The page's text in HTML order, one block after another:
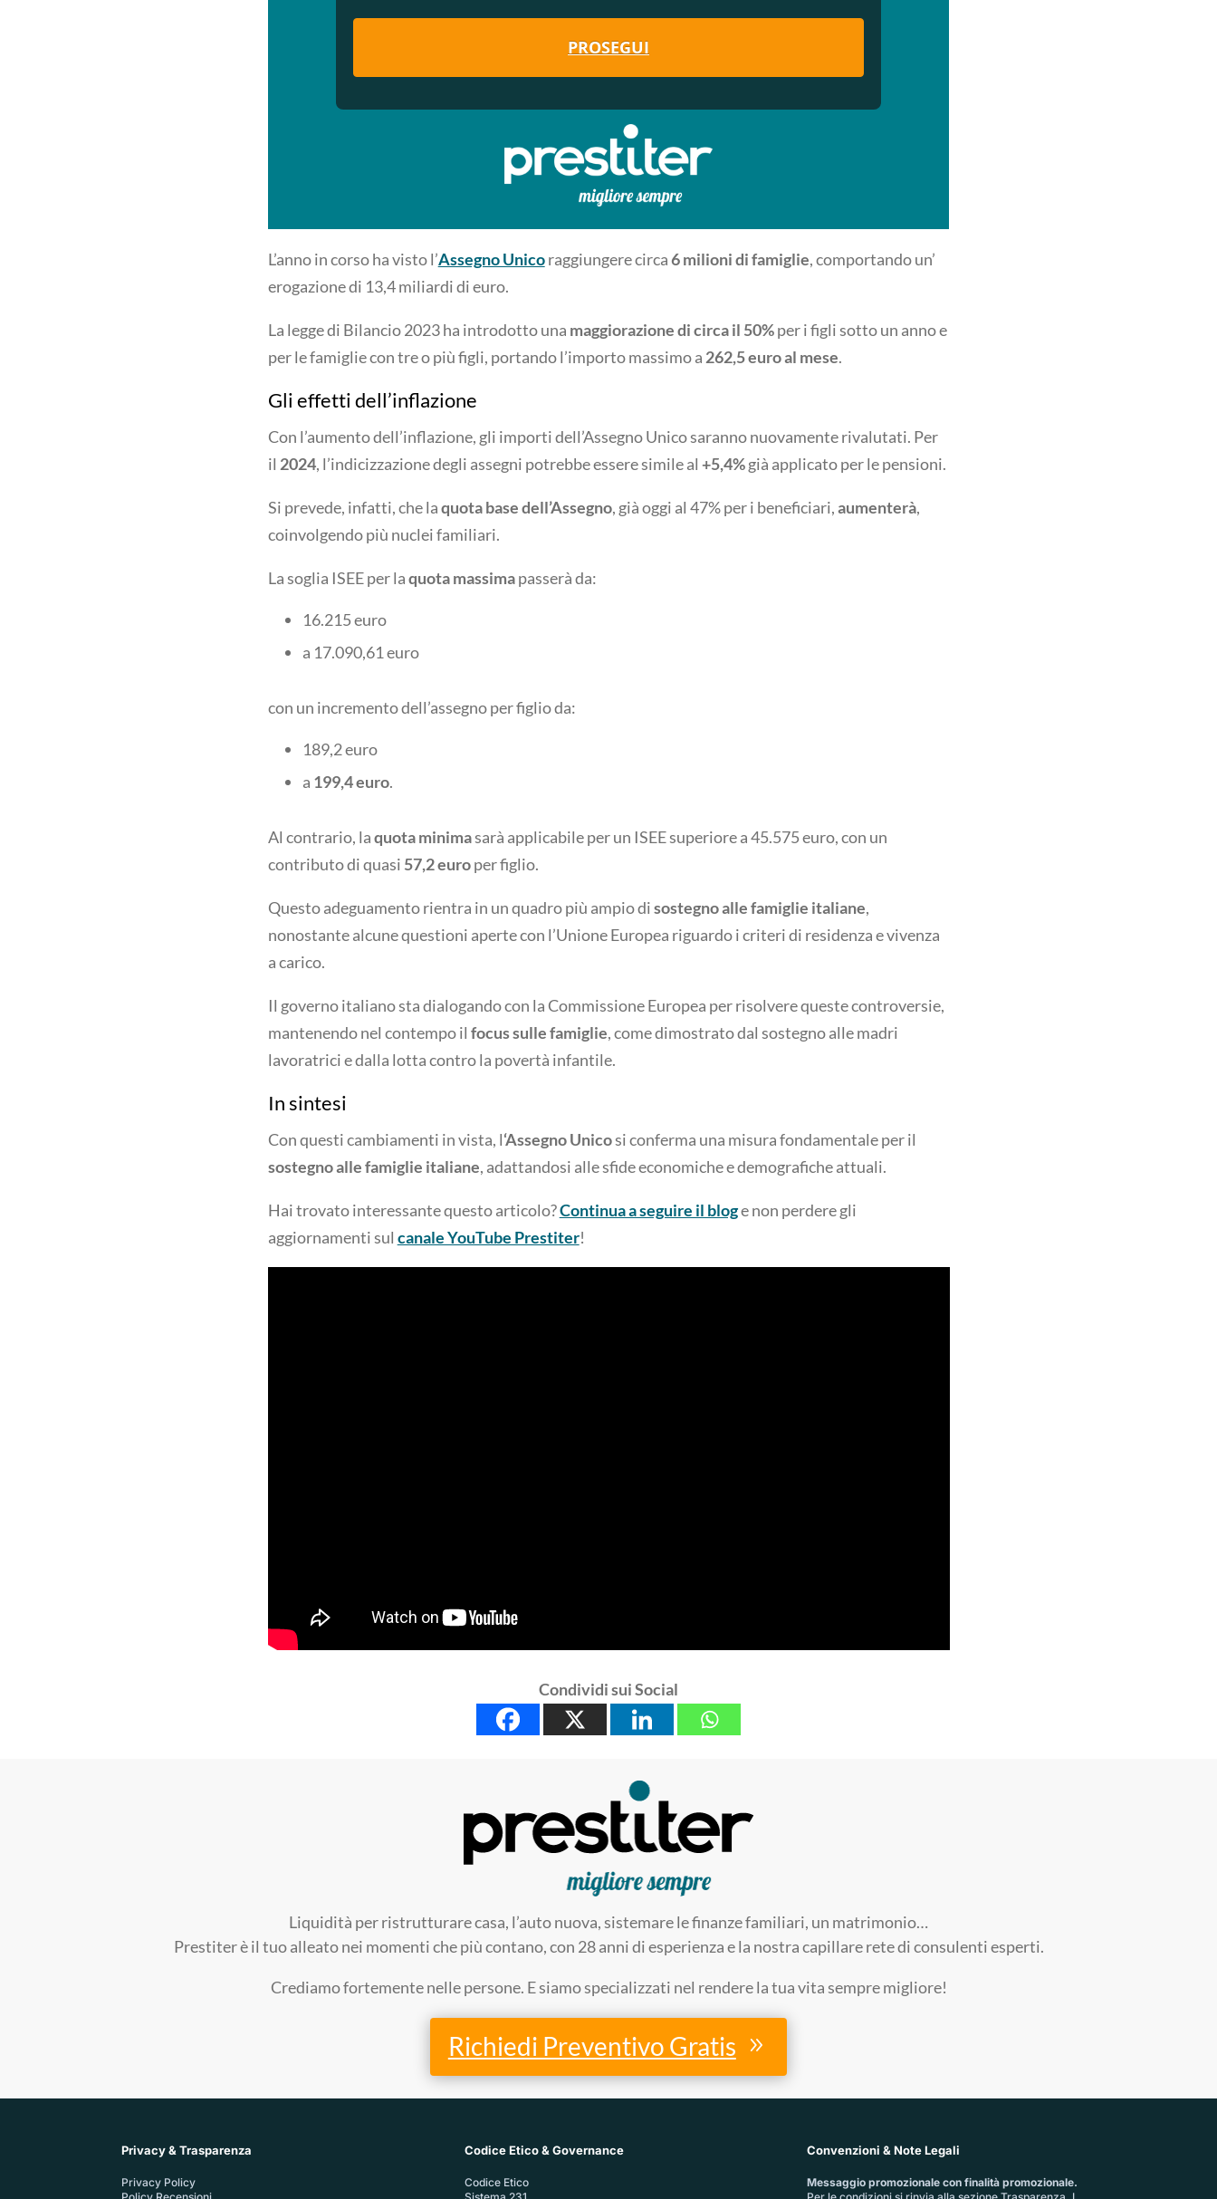
PROSEGUI
L’anno in corso ha visto l’Assegno Unicoraggiungere circa6 milioni di famiglie, comportando un’
erogazione di 13,4 miliardi di euro.
La legge di Bilancio 2023 ha introdotto una maggiorazione di circa il 50%per i figli sotto un anno e
per le famiglie con tre o più figli, portando l’importo massimo a262,5 euro al mese.
Gli effetti dell’inflazione
Con l’aumento dell’inflazione, gli importi dell’Assegno Unico saranno nuovamente rivalutati. Per
il 2024, l’indicizzazione degli assegni potrebbe essere simile al +5,4%già applicato per le pensioni.
Si prevede, infatti, che laquota base dell’Assegno, già oggi al 47% per i beneficiari,aumenterà,
coinvolgendo più nuclei familiari.
La soglia ISEE per laquota massimapasserà da:
16.215 euro
a 17.090,61 euro
con un incremento dell’assegno per figlio da:
189,2 euro
a 199,4 euro.
Al contrario, laquota minimasarà applicabile per un ISEE superiore a 45.575 euro, con un
contributo di quasi 57,2 europer figlio.
Questo adeguamento rientra in un quadro più ampio disostegno alle famiglie italiane,
nonostante alcune questioni aperte con l’Unione Europea riguardo i criteri di residenza e vivenza
a carico.
Il governo italiano sta dialogando con la Commissione Europea per risolvere queste controversie,
mantenendo nel contempo il focus sulle famiglie, come dimostrato dal sostegno alle madri
lavoratrici e dalla lotta contro la povertà infantile.
In sintesi
Con questi cambiamenti in vista, l‘Assegno Unicosi conferma una misura fondamentale per il
sostegno alle famiglie italiane, adattandosi alle sfide economiche e demografiche attuali.
Hai trovato interessante questo articolo?Continua a seguire il bloge non perdere gli
aggiornamenti sul canale YouTube Prestiter!
Condividi sui Social
Liquidità per ristrutturare casa, l’auto nuova, sistemare le finanze familiari, un matrimonio…
Prestiter è il tuo alleato nei momenti che più contano, con 28 anni di esperienza e la nostra capillare rete di consulenti esperti.
Crediamo fortemente nelle persone. E siamo specializzati nel rendere la tua vita sempre migliore!
Richiedi Preventivo Gratis
Privacy & Trasparenza
Privacy Policy
Codice Etico & Governance
Codice Etico
Convenzioni & Note Legali
Messaggio promozionale con finalità promozionale.